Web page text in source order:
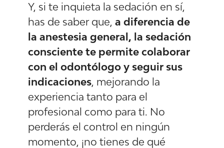
Y, si te inquieta la sedación en sí,
has de saber que, a diferencia de
la anestesia general, la sedación
consciente te permite colaborar
con el odontólogo y seguir sus
indicaciones, mejorando la
experiencia tanto para el
profesional como para ti. No
perderás el control en ningún
momento, ¡no tienes de qué